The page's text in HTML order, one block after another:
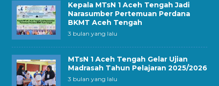
Kepala MTsN 1 Aceh Tengah Jadi
Narasumber Pertemuan Perdana
BKMT Aceh Tengah
3 bulan yang lalu
MTsN 1 Aceh Tengah Gelar Ujian
Madrasah Tahun Pelajaran 2025/2026
3 bulan yang lalu